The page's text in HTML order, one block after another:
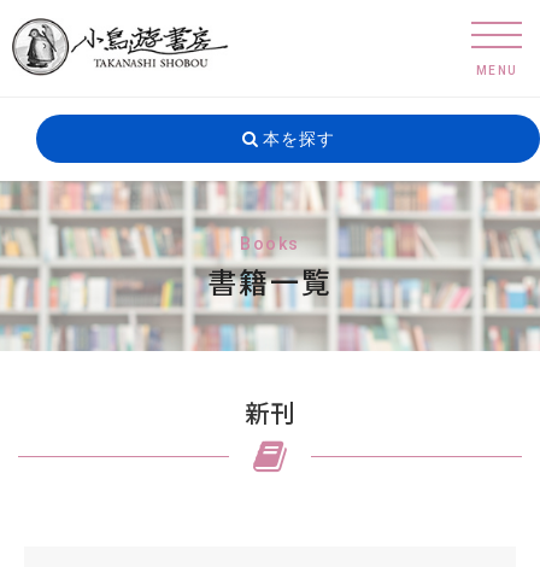
本を探す
Books
書籍一覧
新刊
MENU